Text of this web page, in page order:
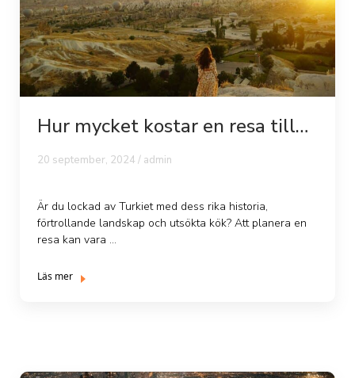
Hur mycket kostar en resa till
Turkiet?
20 september, 2024 / admin
Är du lockad av Turkiet med dess rika historia,
förtrollande landskap och utsökta kök? Att planera en
resa kan vara ...
Läs mer